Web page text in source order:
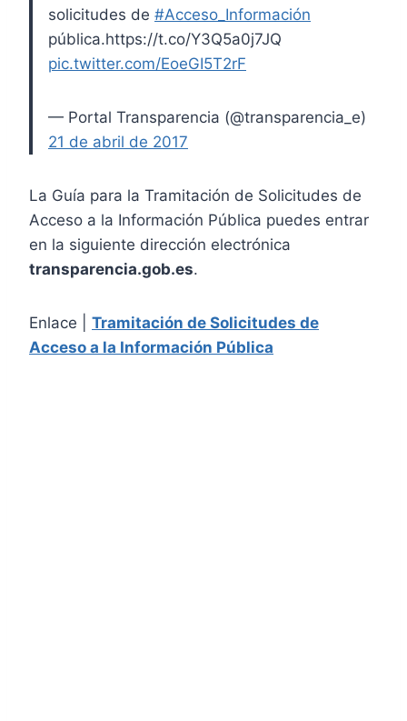
solicitudes de #Acceso_Información
pública.https://t.co/Y3Q5a0j7JQ
pic.twitter.com/EoeGI5T2rF
— Portal Transparencia (@transparencia_e)
21 de abril de 2017
La Guía para la Tramitación de Solicitudes de
Acceso a la Información Pública puedes entrar
en la siguiente dirección electrónica
transparencia.gob.es.
Enlace | Tramitación de Solicitudes de
Acceso a la Información Pública